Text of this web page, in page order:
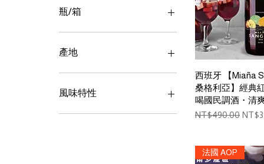
正常
瓶/箱
12瓶/箱
20瓶/箱
6瓶/箱
瓶
產地
日本
法國
西班牙
風味特性
清爽系
Quick
西班牙 【Miaña
桑格利亞】經典
喝國民調酒・清
Regular Price
NT$490.00 Sale
法國 AOP